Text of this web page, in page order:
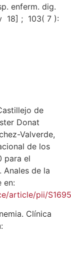
enferm. dig.
18] ; 103( 7 ):
de
Donat
Valverde,
de los
para el
de la
en:
article/pii/
Clínica